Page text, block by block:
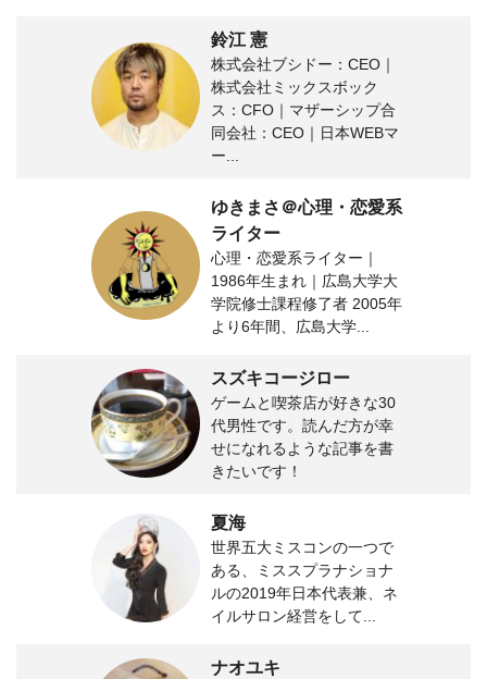
鈴江 憲
株式会社ブシドー：CEO｜
株式会社ミックスボック
ス：CFO｜マザーシップ合
同会社：CEO｜日本WEBマ
ー...
ゆきまさ＠心理・恋愛系
ライター
心理・恋愛系ライター｜
1986年生まれ｜広島大学大
学院修士課程修了者 2005年
より6年間、広島大学...
スズキコージロー
ゲームと喫茶店が好きな30
代男性です。読んだ方が幸
せになれるような記事を書
きたいです！
夏海
世界五大ミスコンの一つで
ある、ミススプラナショナ
ルの2019年日本代表兼、ネ
イルサロン経営をして...
ナオユキ